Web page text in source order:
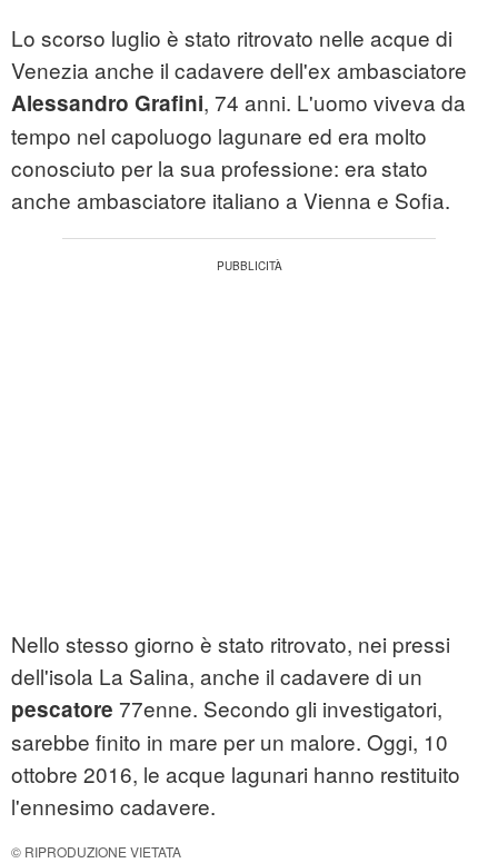
Lo scorso luglio è stato ritrovato nelle acque di
Venezia anche il cadavere dell'ex ambasciatore
Alessandro Grafini, 74 anni. L'uomo viveva da
tempo nel capoluogo lagunare ed era molto
conosciuto per la sua professione: era stato
anche ambasciatore italiano a Vienna e Sofia.
Nello stesso giorno è stato ritrovato, nei pressi
dell'isola La Salina, anche il cadavere di un
pescatore 77enne. Secondo gli investigatori,
sarebbe finito in mare per un malore. Oggi, 10
ottobre 2016, le acque lagunari hanno restituito
l'ennesimo cadavere.
© RIPRODUZIONE VIETATA